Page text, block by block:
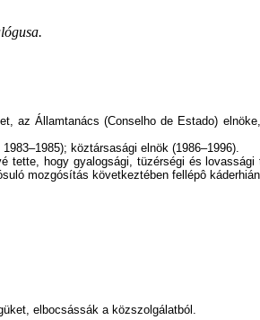
az Államtanács (Conselho de Estado)
köztársasági elnök (1986–1996).
tette, hogy gyalogsági, tüzérségi és
mozgósítás következtében fellépô
elbocsássák a közszolgálatból.